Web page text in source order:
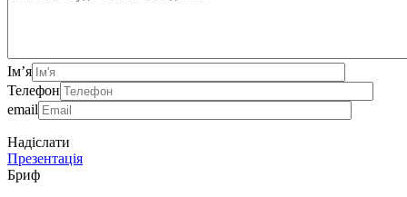
Ім’я
Телефон
email
Надіслати
Презентація
Бриф